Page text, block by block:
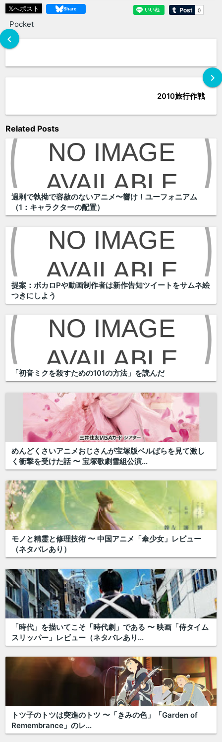
𝕏へポスト
Pocket
chevron_left
chevron_right
2010旅行作戦
Related Posts
過剰で執拗で容赦のないアニメ〜響け！ユーフォニアム
（1：キャラクターの配置）
提案：ボカロPや動画制作者は新作告知ツイートをサムネ絵
つきにしよう
「初音ミクを殺すための101の方法」を読んだ
めんどくさいアニメおじさんが宝塚版ベルばらを見て激し
く衝撃を受けた話 〜 宝塚歌劇雪組公演...
モノと精霊と修理技術 〜 中国アニメ「傘少女」レビュー
（ネタバレあり）
「時代」を描いてこそ「時代劇」である 〜 映画「侍タイム
スリッパー」レビュー（ネタバレあり...
トツ子のトツは突進のトツ 〜「きみの色」「Garden of
Remembrance」のレ...